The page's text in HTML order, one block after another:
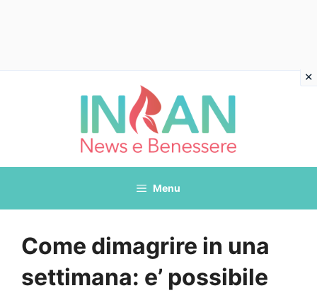
Menu
Come dimagrire in una
settimana: e’ possibile